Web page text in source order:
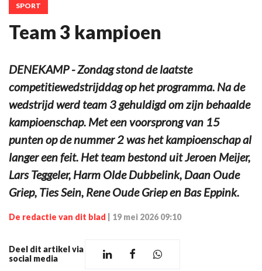
SPORT
Team 3 kampioen
DENEKAMP - Zondag stond de laatste
competitiewedstrijddag op het programma. Na de
wedstrijd werd team 3 gehuldigd om zijn behaalde
kampioenschap. Met een voorsprong van 15
punten op de nummer 2 was het kampioenschap al
langer een feit. Het team bestond uit Jeroen Meijer,
Lars Teggeler, Harm Olde Dubbelink, Daan Oude
Griep, Ties Sein, Rene Oude Griep en Bas Eppink.
De redactie van dit blad 19 mei 2026 09:10
Deel dit artikel via
social media